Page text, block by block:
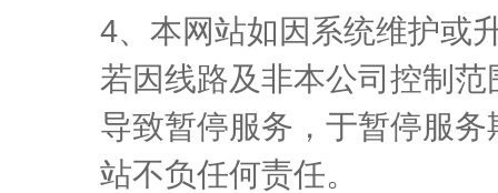
4、本网站如因系统维护或
若因线路及非本公司控制
导致暂停服务，于暂停服
站不负任何责任。